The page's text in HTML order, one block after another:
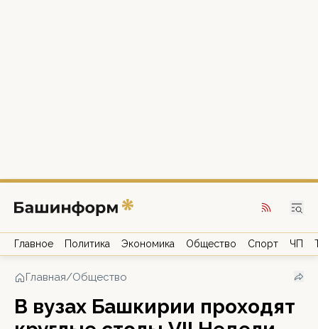
Главное Политика Экономика Общество Спорт ЧП
Главная/Общество
В вузах Башкирии проходят